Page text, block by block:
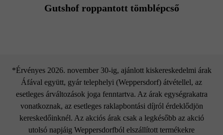
Gutshof roppantott tömblépcső
*Érvényes 2026. november 30-ig, ajánlott kiskereskedelmi árak
Áfával együtt, gyár telephelyi (Weppersdorf) átvétellel, az
esetleges árváltozások joga fenntartva. Az árak egységrakatra
vonatkoznak, az esetleges raklapbontási díjról érdeklődjön
kereskedőinknél. Az akciós árak csak a legkésőbb az akció
utolsó napjáig Weppersdorfból elszállított termékekre